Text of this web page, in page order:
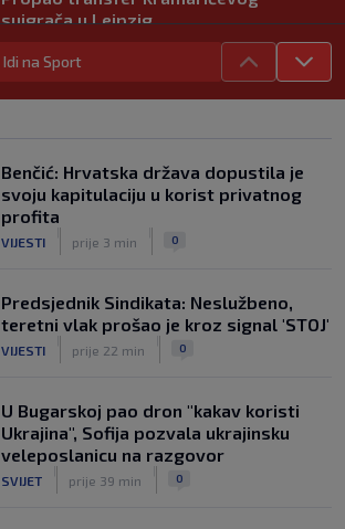
suigrača u Leipzig
Dinamov (potencijalni) suparnik u play-
offu Lige prvaka do pobjede u
Modrić se vraća u formu: U porazu
Milana protiv Chelseaja dobio veću
minutažu
|
prije 4 h
Idi na Sport
Benčić: Hrvatska država dopustila je
svoju kapitulaciju u korist privatnog
profita
VIJESTI prije 3 min 0
Predsjednik Sindikata: Neslužbeno,
teretni vlak prošao je kroz signal 'STOJ'
VIJESTI prije 22 min 0
U Bugarskoj pao dron "kakav koristi
Ukrajina", Sofija pozvala ukrajinsku
veleposlanicu na razgovor
SVIJET prije 39 min 0